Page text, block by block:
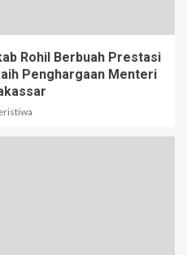
Rohil Berbuah Prestasi
Penghargaan Menteri